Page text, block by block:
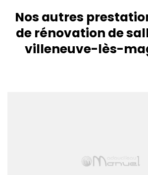
Nos autres
de rénovation de
villeneuve-lès-